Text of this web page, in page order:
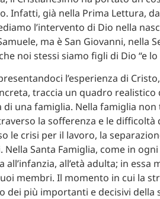
Infatti, già nella Prima Lettura,
l’intervento di Dio nella
ma è San Giovanni, nella
noi stessi siamo figli di Dio “e
l’esperienza di
traccia un quadro realistico
di una famiglia. Nella famiglia
la sofferenza e le difficoltà
le crisi per il lavoro, la
Santa Famiglia, come in
all’infanzia, all’età adulta; in
membri. Il momento in cui la
dei più importanti e decisivi della